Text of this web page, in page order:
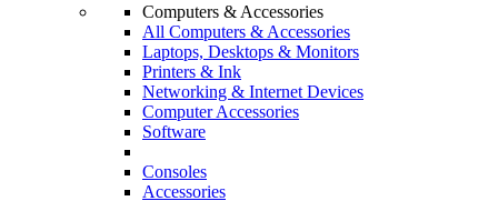
Computers & Accessories
All Computers & Accessories
Laptops, Desktops & Monitors
Printers & Ink
Networking & Internet Devices
Computer Accessories
Software
Consoles
Accessories